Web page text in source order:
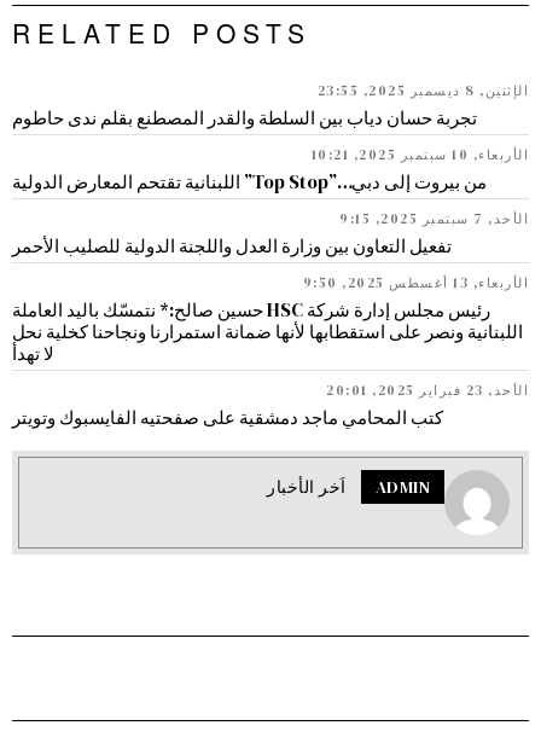
RELATED POSTS
الإثنين, 8 ديسمبر 2025, 23:55
تجربة حسان دياب بين السلطة والقدر المصطنع بقلم ندى حاطوم
الأربعاء, 10 سبتمبر 2025, 10:21
من بيروت إلى دبي…”Top Stop” اللبنانية تقتحم المعارض الدولية
الأحد, 7 سبتمبر 2025, 9:15
تفعيل التعاون بين وزارة العدل واللجنة الدولية للصليب الأحمر
الأربعاء, 13 أغسطس 2025, 9:50
رئيس مجلس إدارة شركة HSC حسين صالح:* نتمسّك باليد العاملة
اللبنانية ونصر على استقطابها لأنها ضمانة استمرارنا ونجاحنا كخلية نحل
لا تهدأ
الأحد, 23 فبراير 2025, 20:01
كتب المحامي ماجد دمشقية على صفحتيه الفايسبوك وتويتر
ADMIN اَخر الأخبار